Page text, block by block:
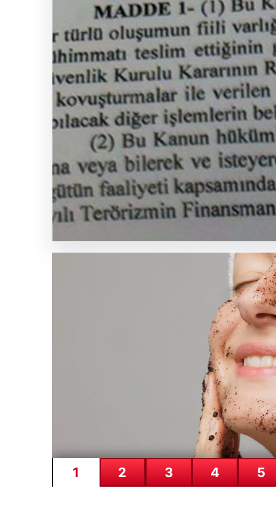
Süreç yasası teklifi
ve gerekçelerinin tam
FED
Faiz
Kararı
Ne
Zaman
Açıklanacak?
Nisan
Ayı
İçin
Güncel
Tahminler
ve
1 2 3 4 5